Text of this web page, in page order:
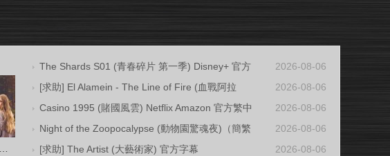
The Shards S01 (青春碎片 第一季) Disney+ 官方
2026-08-06
[求助] El Alamein - The Line of Fire (血戰阿拉
2026-08-06
Casino 1995 (賭國風雲) Netflix Amazon 官方繁中
2026-08-06
Night of the Zoopocalypse (動物園驚魂夜)（簡繁
2026-08-06
[求助] The Artist (大藝術家) 官方字幕
2026-08-06